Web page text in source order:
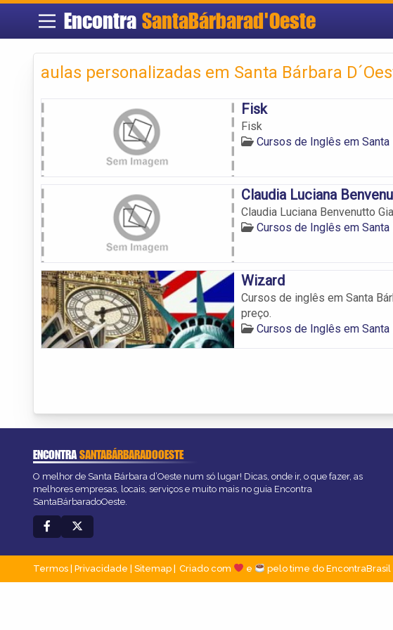
Encontra SantaBárbarad'Oeste
aulas personalizadas em Santa Bárbara
Fisk
Fisk
Cursos de Inglês em Santa
Claudia Luciana
Claudia Luciana Benvenutto
Cursos de Inglês em Santa
Wizard
Cursos de inglês em Santa
preço.
Cursos de Inglês em Santa
ENCONTRASANTABÁRBARADOOESTE
O melhor de Santa Bárbara d’Oeste num só lugar! Dicas, onde ir, o que fazer, as
melhores empresas, locais, serviços e muito mais no guia Encontra
SantaBárbaradoOeste.
Termos | Privacidade | Sitemap Criado com e pelo time do EncontraBrasil